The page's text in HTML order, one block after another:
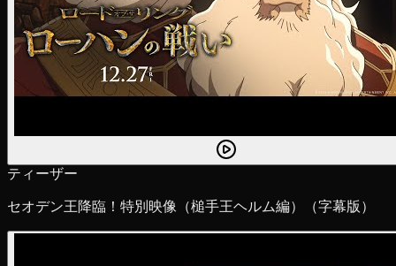
ティーザー
セオデン王降臨！特別映像（槌手王ヘルム編）（字幕版）